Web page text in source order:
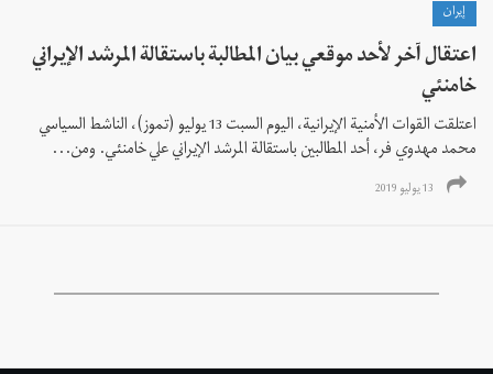
إيران
اعتقال آخر لأحد موقعي بيان المطالبة باستقالة المرشد الإيراني
خامنئي
اعتلقت القوات الأمنية الإيرانية، اليوم السبت 13 يوليو (تموز)، الناشط السياسي
محمد مهدوي فر، أحد المطالبين باستقالة المرشد الإيراني علي خامنئي. ومن...
13 يوليو 2019